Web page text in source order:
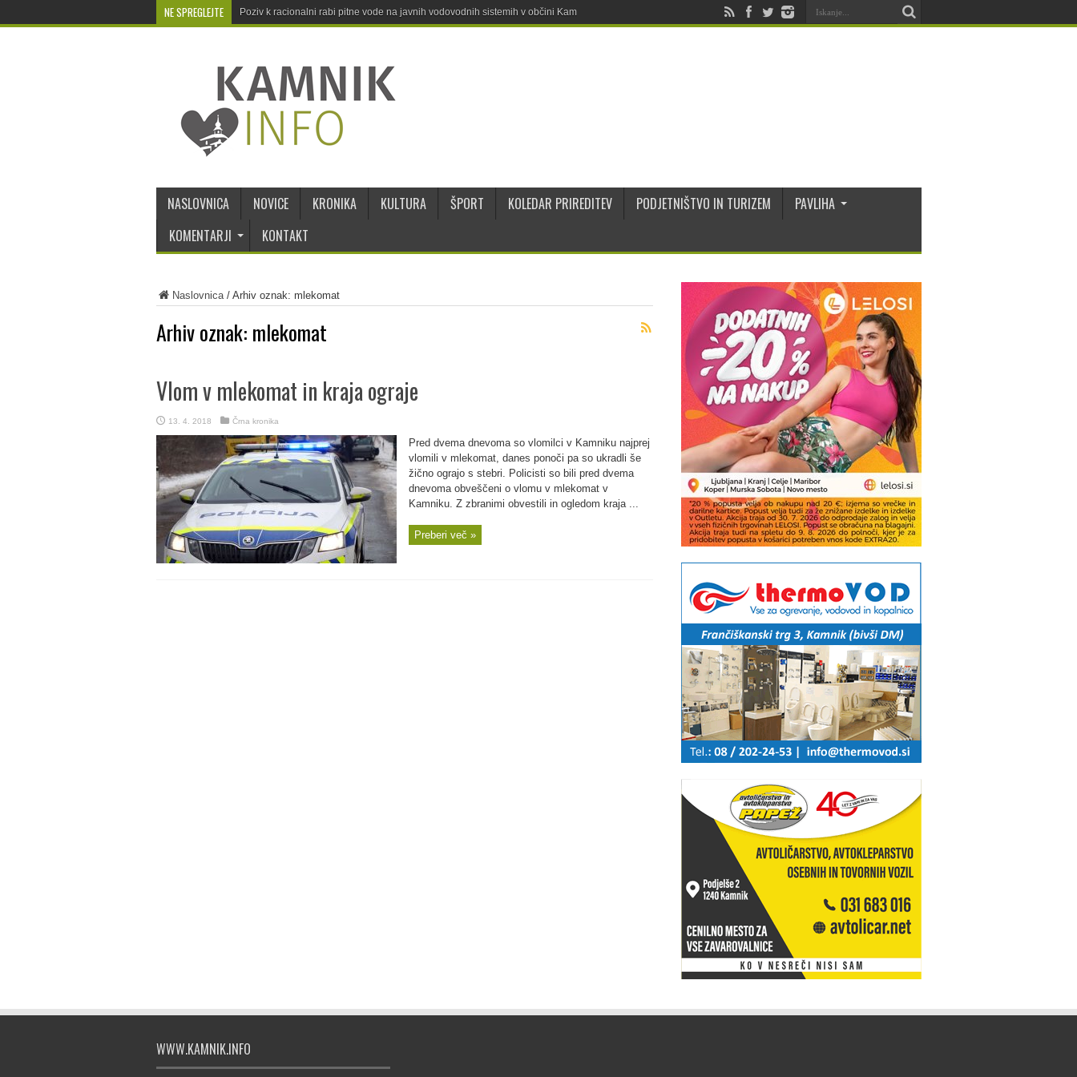
NE SPREGLEJTE Poziv k racionalni rabi pitne vode na javnih vodovodnih sistemih v občini Kamnik
NASLOVNICA NOVICE KRONIKA KULTURA ŠPORT KOLEDAR PRIREDITEV PODJETNIŠTVO IN TURIZEM
PAVLIHA
KOMENTARJI
KONTAKT
Naslovnica/ Arhiv oznak: mlekomat
Arhiv oznak: mlekomat
Vlom v mlekomat in kraja ograje
13. 4. 2018 Črna kronika
Pred dvema dnevoma so vlomilci v Kamniku najprej
vlomili v mlekomat, danes ponoči pa so ukradli še
žično ograjo s stebri. Policisti so bili pred dvema
dnevoma obveščeni o vlomu v mlekomat v
Kamniku. Z zbranimi obvestili in ogledom kraja ...
Preberi več »
WWW.KAMNIK.INFO